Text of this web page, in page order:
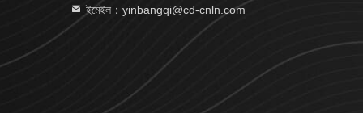
ইমেইল：yinbangqi@cd-cnln.com